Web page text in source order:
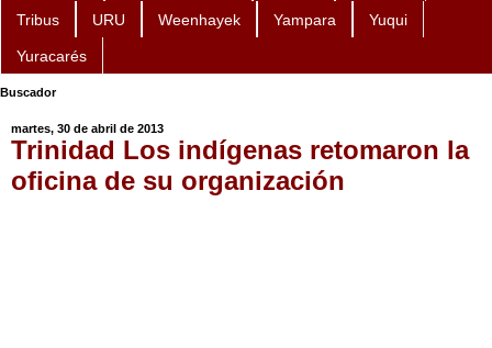
Tribus URU Weenhayek Yampara Yuqui
Yuracarés
Buscador
martes, 30 de abril de 2013
Trinidad Los indígenas retomaron la
oficina de su organización